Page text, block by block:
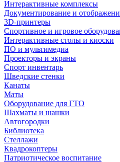
Интерактивные комплексы
Документирование и
3D-принтеры
Спортивное и игровое
Интерактивные столы и киоски
ПО и мультимедиа
Проекторы и экраны
Спорт инвентарь
Шведские стенки
Канаты
Маты
Оборудование для ГТО
Шахматы и шашки
Автогородки
Библиотека
Стеллажи
Квадрокоптеры
Патриотическое воспитание